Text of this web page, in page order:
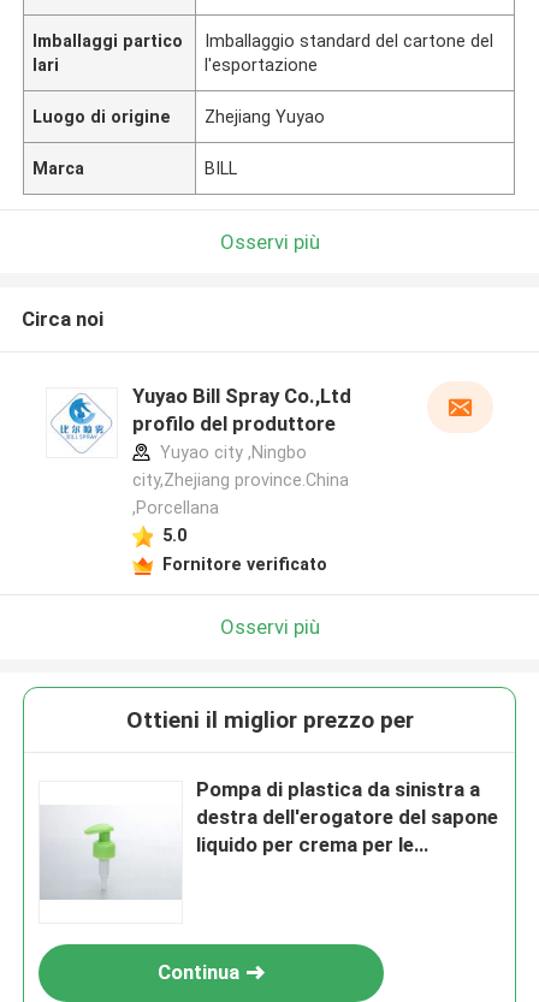
Imballaggi partico
lari
Imballaggio standard del cartone del
l'esportazione
Luogo di origine Zhejiang Yuyao
Marca BILL
Osservi più
Circa noi
Yuyao Bill Spray Co.,Ltd
profilo del produttore
Yuyao city ,Ningbo
city,Zhejiang province.China
,Porcellana
5.0
Fornitore verificato
Osservi più
Ottieni il miglior prezzo per
Pompa di plastica da sinistra a
destra dell'erogatore del sapone
liquido per crema per le
Continua